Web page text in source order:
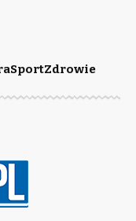
SportZdrowie